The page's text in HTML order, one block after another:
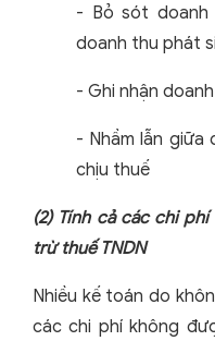
- Bỏ sót
doanh thu phát
- Ghi nhận
- Nhầm lẫn giữa
chịu thuế
(2) Tính cả các chi
trừ thuế TNDN
Nhiều kế toán do
các chi phí không